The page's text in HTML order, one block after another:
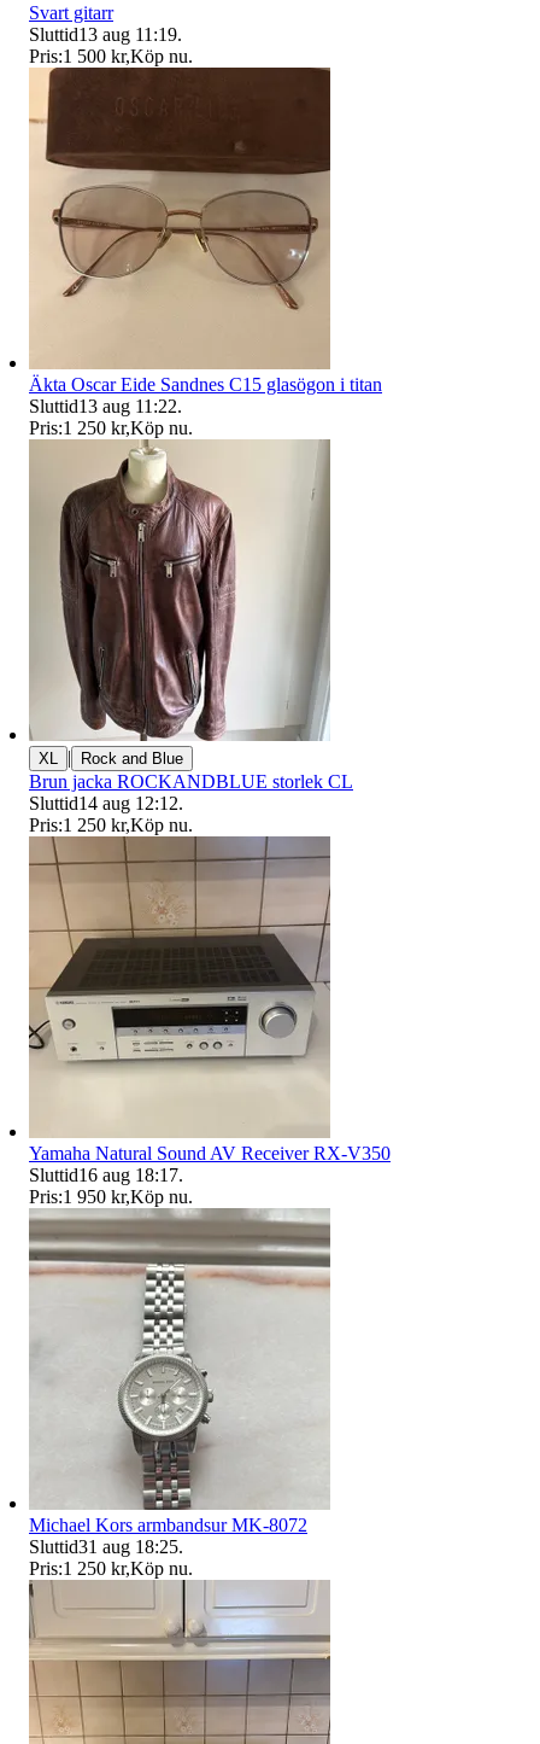
Svart gitarr
Sluttid13 aug 11:19.
Pris:1 500 kr,Köp nu.
Äkta Oscar Eide Sandnes C15 glasögon i titan
Sluttid13 aug 11:22.
Pris:1 250 kr,Köp nu.
XL | Rock and Blue
Brun jacka ROCKANDBLUE storlek CL
Sluttid14 aug 12:12.
Pris:1 250 kr,Köp nu.
Yamaha Natural Sound AV Receiver RX-V350
Sluttid16 aug 18:17.
Pris:1 950 kr,Köp nu.
Michael Kors armbandsur MK-8072
Sluttid31 aug 18:25.
Pris:1 250 kr,Köp nu.